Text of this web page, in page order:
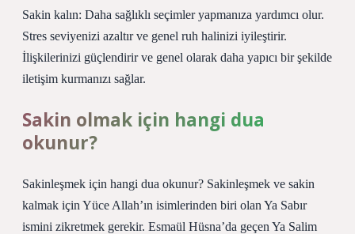
Sakin kalın: Daha sağlıklı seçimler yapmanıza yardımcı olur.
Stres seviyenizi azaltır ve genel ruh halinizi iyileştirir.
İlişkilerinizi güçlendirir ve genel olarak daha yapıcı bir şekilde
iletişim kurmanızı sağlar.
Sakin olmak için hangi dua
okunur?
Sakinleşmek için hangi dua okunur? Sakinleşmek ve sakin
kalmak için Yüce Allah’ın isimlerinden biri olan Ya Sabır
ismini zikretmek gerekir. Esmaül Hüsna’da geçen Ya Salim